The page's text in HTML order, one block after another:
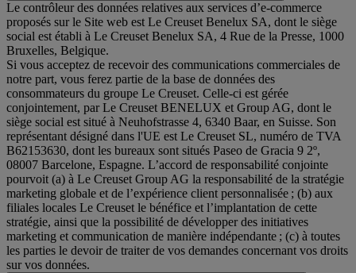
Le contrôleur des données relatives aux services d’e-commerce
proposés sur le Site web est Le Creuset Benelux SA, dont le siège
social est établi à Le Creuset Benelux SA, 4 Rue de la Presse, 1000
Bruxelles, Belgique.
Si vous acceptez de recevoir des communications commerciales de
notre part, vous ferez partie de la base de données des
consommateurs du groupe Le Creuset. Celle-ci est gérée
conjointement, par Le Creuset BENELUX et Group AG, dont le
siège social est situé à Neuhofstrasse 4, 6340 Baar, en Suisse. Son
représentant désigné dans l'UE est Le Creuset SL, numéro de TVA
B62153630, dont les bureaux sont situés Paseo de Gracia 9 2º,
08007 Barcelone, Espagne. L’accord de responsabilité conjointe
pourvoit (a) à Le Creuset Group AG la responsabilité de la stratégie
marketing globale et de l’expérience client personnalisée ; (b) aux
filiales locales Le Creuset le bénéfice et l’implantation de cette
stratégie, ainsi que la possibilité de développer des initiatives
marketing et communication de manière indépendante ; (c) à toutes
les parties le devoir de traiter de vos demandes concernant vos droits
sur vos données.